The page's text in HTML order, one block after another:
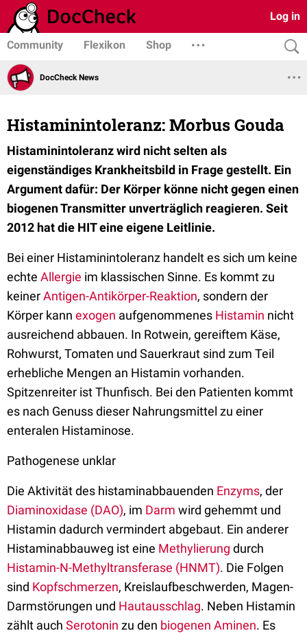
Log in
Community Flexikon Shop
DocCheck News
Histaminintoleranz: Morbus Gouda
Histaminintoleranz wird nicht selten als
eigenständiges Krankheitsbild in Frage gestellt. Ein
Argument dafür: Der Körper könne nicht gegen einen
biogenen Transmitter unverträglich reagieren. Seit
2012 hat die HIT eine eigene Leitlinie.
Bei einer Histaminintoleranz handelt es sich um keine
echte Allergie im klassischen Sinne. Es kommt zu
keinerAntigen-Antikörper-Reaktion, sondern der
Körper kann exogen aufgenommenes Histamin nicht
ausreichend abbauen. In Rotwein, gereiftem Käse,
Rohwurst, Tomaten und Sauerkraut sind zum Teil
erhebliche Mengen an Histamin vorhanden.
Spitzenreiter ist Thunfisch. Bei den Patienten kommt
es nach Genuss dieser Nahrungsmittel zu einer
enteralen Histaminose.
Pathogenese unklar
Die Aktivität des histaminabbauenden Enzyms, der
Diaminoxidase (DAO), im Darm wird gehemmt und
Histamin dadurch vermindert abgebaut. Ein anderer
Histaminabbauweg ist eine Methylierung durch
Histamin-N-Methyltransferase (HNMT). Die Folgen
sind Kopfschmerzen, Kreislaufbeschwerden, Magen-
Darmstörungen und Hautausschlag. Neben Histamin
zählt auch Serotonin zu den biogenen Aminen. Es